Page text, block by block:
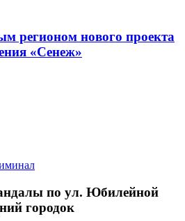
регионом нового проекта
«Сенеж»
по ул. Юбилейной
городок